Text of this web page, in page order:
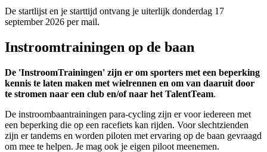
De startlijst en je starttijd ontvang je uiterlijk donderdag 17
september 2026 per mail.
Instroomtrainingen op de baan
De 'InstroomTrainingen' zijn er om sporters met een beperking
kennis te laten maken met wielrennen en om van daaruit door
te stromen naar een club en/of naar het TalentTeam.
De instroombaantrainingen para-cycling zijn er voor iedereen met
een beperking die op een racefiets kan rijden. Voor slechtzienden
zijn er tandems en worden piloten met ervaring op de baan gevraagd
om mee te helpen. Je mag ook je eigen piloot meenemen.